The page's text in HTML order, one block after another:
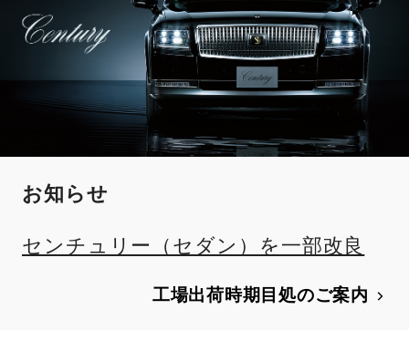
お知らせ
センチュリー（セダン）を一部改良
工場出荷時期目処のご案内